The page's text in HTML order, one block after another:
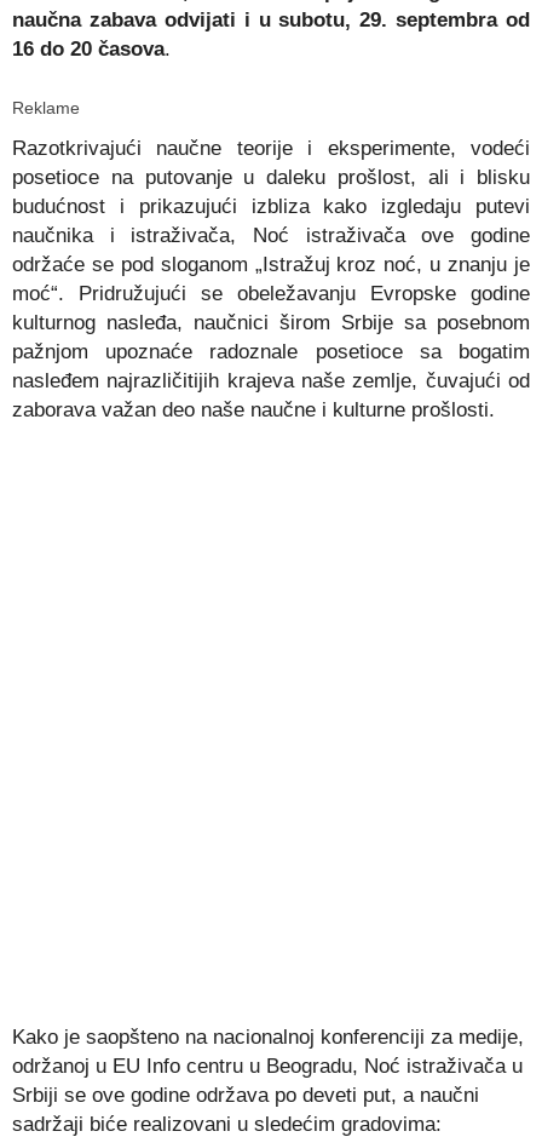
naučna zabava odvijati i u subotu, 29. septembra od
16 do 20 časova.
Reklame
Razotkrivajući naučne teorije i eksperimente, vodeći
posetioce na putovanje u daleku prošlost, ali i blisku
budućnost i prikazujući izbliza kako izgledaju putevi
naučnika i istraživača, Noć istraživača ove godine
održaće se pod sloganom „Istražuj kroz noć, u znanju je
moć“. Pridružujući se obeležavanju Evropske godine
kulturnog nasleđa, naučnici širom Srbije sa posebnom
pažnjom upoznaće radoznale posetioce sa bogatim
nasleđem najrazličitijih krajeva naše zemlje, čuvajući od
zaborava važan deo naše naučne i kulturne prošlosti.
Kako je saopšteno na nacionalnoj konferenciji za medije,
održanoj u EU Info centru u Beogradu, Noć istraživača u
Srbiji se ove godine održava po deveti put, a naučni
sadržaji biće realizovani u sledećim gradovima: